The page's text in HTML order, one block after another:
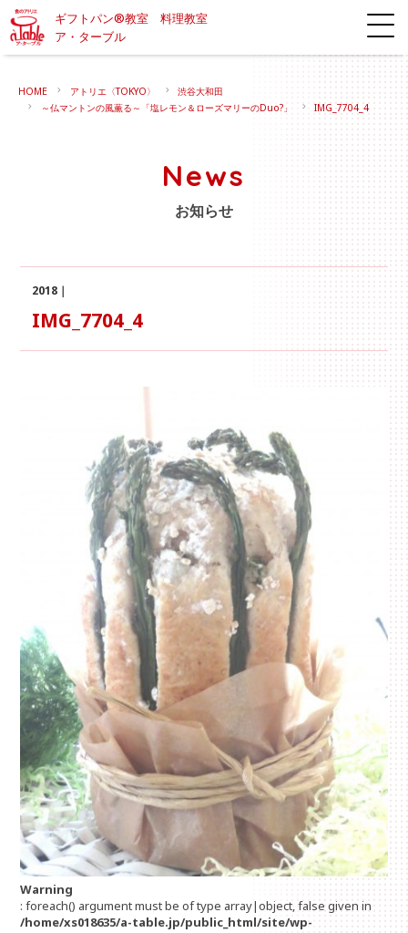
ギフトパン®教室 料理教室
ア・ターブル
HOME アトリエ〈TOKYO〉
渋谷大和田
～仏マントンの風薫る～「塩レモン＆ローズマリーのDuo?」
IMG_7704_4
News
お知らせ
2018｜
IMG_7704_4
Warning
: foreach() argument must be of type array|object, false given in
/home/xs018635/a-table.jp/public_html/site/wp-